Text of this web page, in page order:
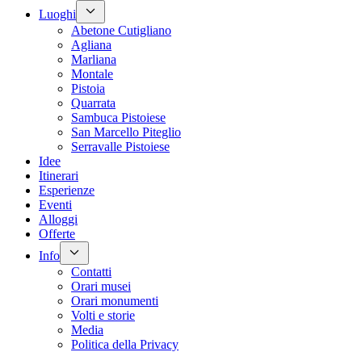
Luoghi
Abetone Cutigliano
Agliana
Marliana
Montale
Pistoia
Quarrata
Sambuca Pistoiese
San Marcello Piteglio
Serravalle Pistoiese
Idee
Itinerari
Esperienze
Eventi
Alloggi
Offerte
Info
Contatti
Orari musei
Orari monumenti
Volti e storie
Media
Politica della Privacy